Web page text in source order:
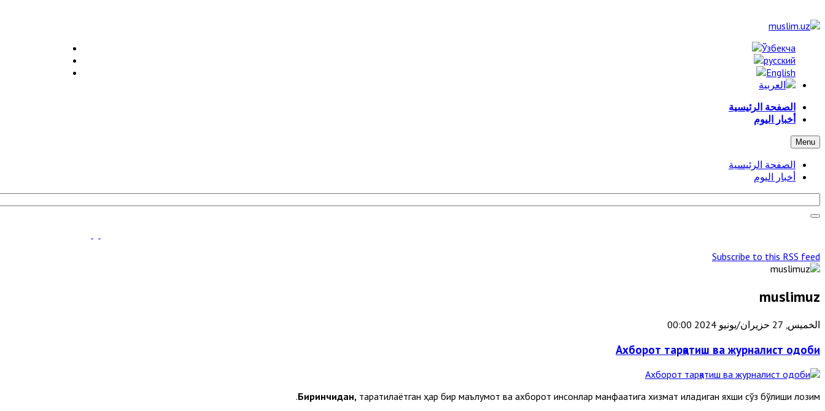
الصفحة الرئيسية
أخبار اليوم
Menu
الصفحة الرئيسية
أخبار اليوم
Subscribe to this RSS feed
muslimuz
الخميس, 27 حزيران/يونيو 2024 00:00
Ахборот тарқатиш ва журналист одоби
Биринчидан, тарқатилаётган ҳар бир маълумот ва ахборот инсонлар манфаатига хизмат қиладиган яхши сўз бўлиши лозим.